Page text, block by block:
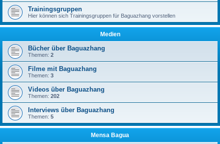
Trainingsgruppen
Hier können sich Trainingsgruppen für Baguazhang vorstellen
Medien
Bücher über Baguazhang
Themen: 2
Filme mit Baguazhang
Themen: 3
Videos über Baguazhang
Themen: 202
Interviews über Baguazhang
Themen: 5
Mensa Bagua